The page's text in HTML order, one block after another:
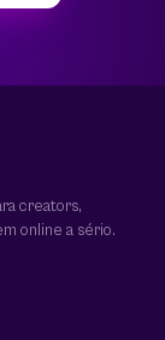
creators,
online a sério.